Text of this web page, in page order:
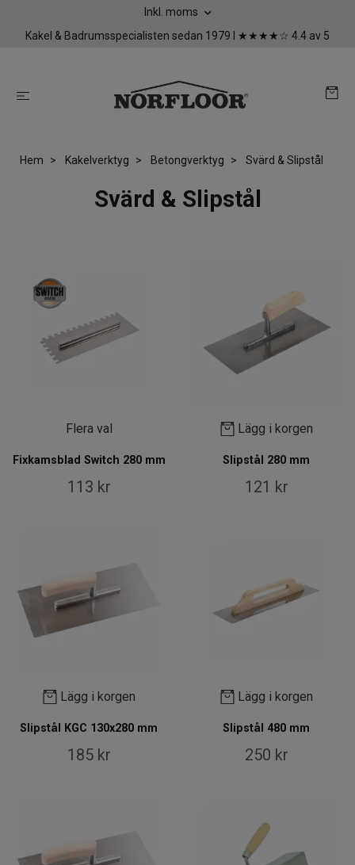
Inkl. moms
Kakel & Badrumsspecialisten sedan 1979 I ★★★★☆ 4.4 av 5
Hem Kakelverktyg Betongverktyg Svärd & Slipstål
Svärd & Slipstål
Flera val
Fixkamsblad Switch 280 mm
113 kr
Lägg i korgen
Slipstål 280 mm
121 kr
Lägg i korgen
Slipstål KGC 130x280 mm
185 kr
Lägg i korgen
Slipstål 480 mm
250 kr